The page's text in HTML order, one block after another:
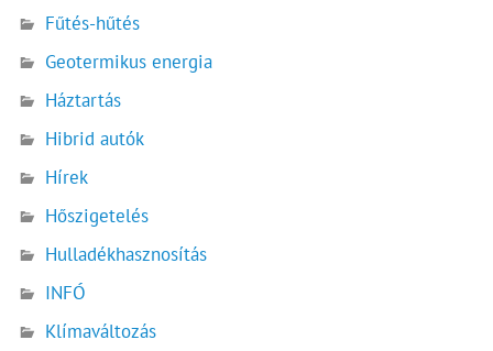
Fűtés-hűtés
Geotermikus energia
Háztartás
Hibrid autók
Hírek
Hőszigetelés
Hulladékhasznosítás
INFÓ
Klímaváltozás